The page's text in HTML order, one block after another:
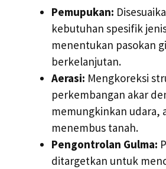
Pemupukan:
kebutuhan spesifik
menentukan pasokan
berkelanjutan.
Aerasi: Mengkoreksi
perkembangan akar
memungkinkan udara,
menembus tanah.
Pengontrolan Gulma:
ditargetkan untuk